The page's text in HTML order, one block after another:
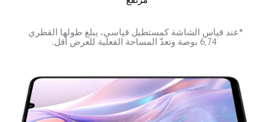
*عند قياس الشاشة كمستطيل قياسي، يبلغ طولها القطري
6,74 بوصة وتعدّ المساحة الفعلية للعرض أقل.